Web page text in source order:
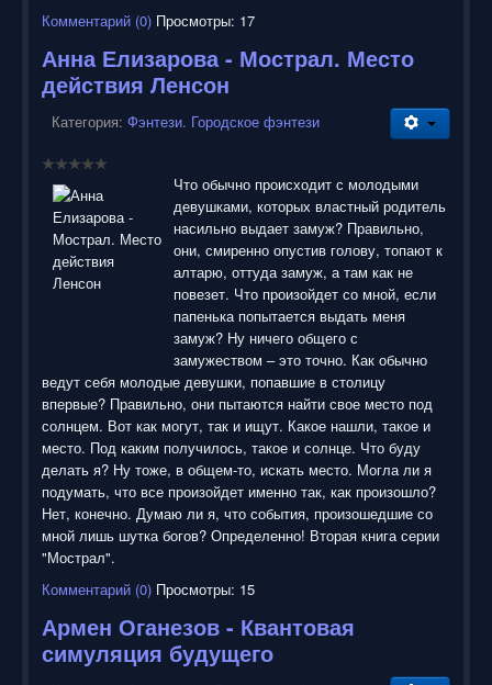
Комментарий (0) Просмотры: 17
Анна Елизарова - Мострал. Место
действия Ленсон
Категория: Фэнтези. Городское фэнтези
Что обычно происходит с молодыми
девушками, которых властный родитель
насильно выдает замуж? Правильно,
они, смиренно опустив голову, топают к
алтарю, оттуда замуж, а там как не
повезет. Что произойдет со мной, если
папенька попытается выдать меня
замуж? Ну ничего общего с
замужеством – это точно. Как обычно
ведут себя молодые девушки, попавшие в столицу
впервые? Правильно, они пытаются найти свое место под
солнцем. Вот как могут, так и ищут. Какое нашли, такое и
место. Под каким получилось, такое и солнце. Что буду
делать я? Ну тоже, в общем-то, искать место. Могла ли я
подумать, что все произойдет именно так, как произошло?
Нет, конечно. Думаю ли я, что события, произошедшие со
мной лишь шутка богов? Определенно! Вторая книга серии
"Мострал".
Комментарий (0) Просмотры: 15
Армен Оганезов - Квантовая
симуляция будущего